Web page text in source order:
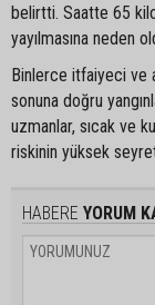
belirtti. Saatte 65
yayılmasına neden
Binlerce itfaiyeci ve
sonuna doğru
uzmanlar, sıcak ve
riskinin yüksek
HABERE YORUM